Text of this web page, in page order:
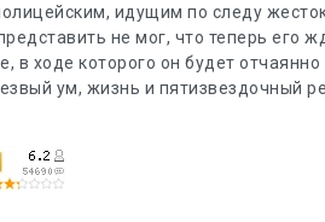
идущим по следу
не мог, что теперь его
в ходе которого он будет отчаянно
ум, жизнь и пятизвездочный